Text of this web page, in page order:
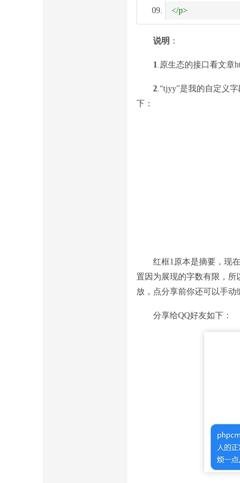
</p>
说明 ：
1.原生态的接口看文章
2.“tjyy”是我的自定义
下：
红框1原本是摘要，现
置因为展现的字数有限，所
放，点分享前你还可以手动
分享给QQ好友如下：